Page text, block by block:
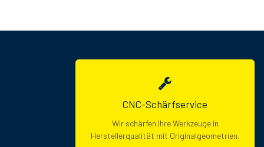
CNC-Schärfservice
Wir schärfen Ihre Werkzeuge in
Herstellerqualität mit Originalgeometrien.